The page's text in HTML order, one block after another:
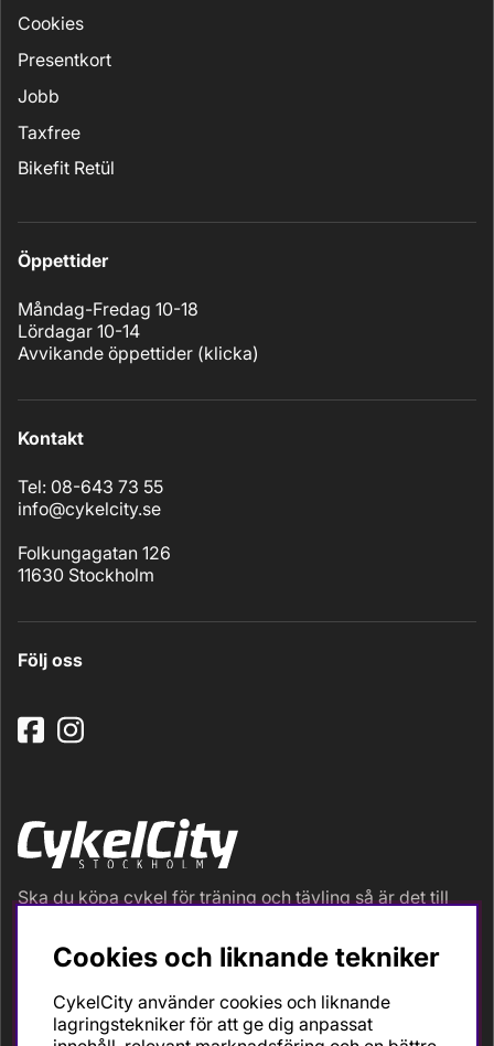
Cookies
Presentkort
Jobb
Taxfree
Bikefit Retül
Öppettider
Måndag-Fredag 10-18
Lördagar 10-14
Avvikande öppettider (klicka)
Kontakt
Tel: 08-643 73 55
info@cykelcity.se
Folkungagatan 126
11630 Stockholm
Följ oss
Ska du köpa cykel för träning och tävling så är det till
Vi är en mycket personlig cykelaffär med hög
servicegrad och alla vi som jobbar är inbitna cyklister
och dess produkter. Gör din bästa cykelaffär på
CykelCity!
Cookies och liknande tekniker
CykelCity använder cookies och liknande
lagringstekniker för att ge dig anpassat